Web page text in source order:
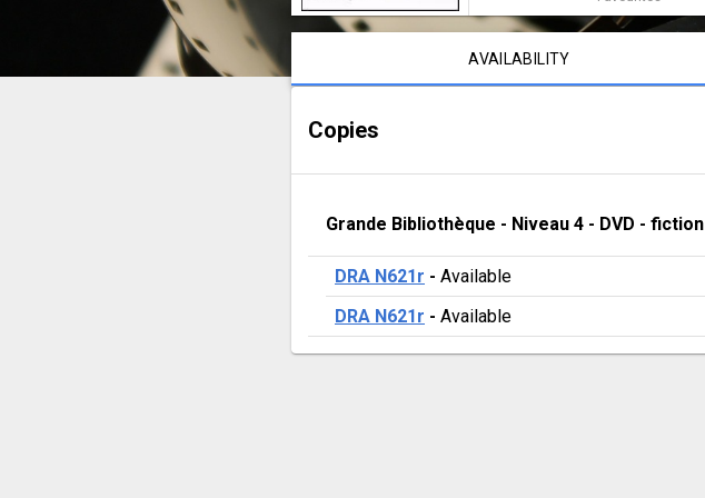
d'Henri
Notice content AVAILABILITY
Copies
Grande Bibliothèque - Niveau 4 - DVD - fiction
DRA N621r - Available
DRA N621r - Available